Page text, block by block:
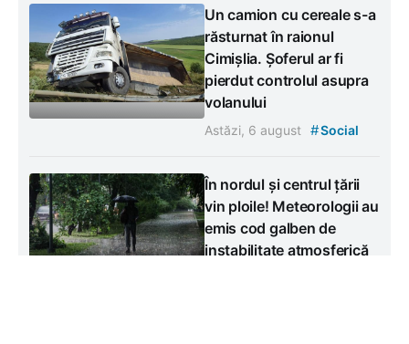
Un camion cu cereale s-a
răsturnat în raionul
Cimișlia. Șoferul ar fi
pierdut controlul asupra
volanului
Astăzi, 6 august #Social
În nordul și centrul țării
vin ploile! Meteorologii au
emis cod galben de
instabilitate atmosferică